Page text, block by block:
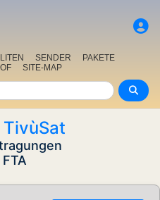
SENDER
PAKETE
SITE-MAP
TivùSat